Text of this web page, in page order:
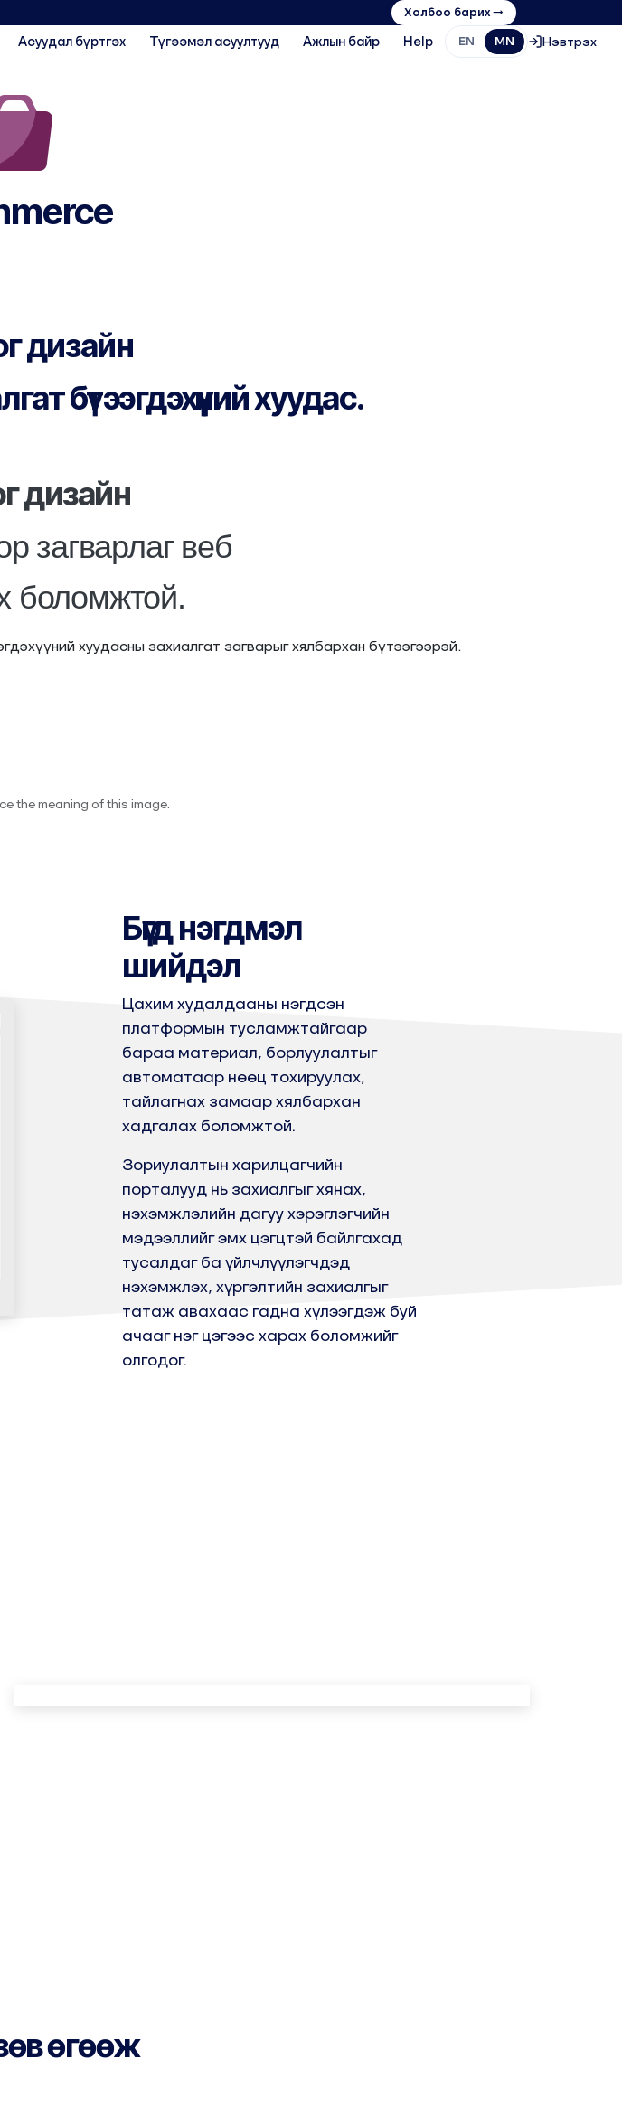
Холбоо барих →
Асуудал бүртгэх Түгээмэл асуултууд Ажлын байр Help EN MN Нэвтрэх
дизайн
бүтээгдэхүүний хуудас.
дизайн
загварлаг веб
боломжтой.
хуудасны захиалгат загварыг хялбархан бүтээгээрэй.
the meaning of this image.
Бүгд нэгдмэл
шийдэл
Цахим худалдааны нэгдсэн
платформын тусламжтайгаар
бараа материал, борлуулалтыг
автоматаар нөөц тохируулах,
тайлагнах замаар хялбархан
хадгалах боломжтой.
Зориулалтын харилцагчийн
порталууд нь захиалгыг хянах,
нэхэмжлэлийн дагуу хэрэглэгчийн
мэдээллийг эмх цэгцтэй байлгахад
тусалдаг ба үйлчлүүлэгчдэд
нэхэмжлэх, хүргэлтийн захиалгыг
татаж авахаас гадна хүлээгдэж буй
ачааг нэг цэгээс харах боломжийг
олгодог.
өгөөж